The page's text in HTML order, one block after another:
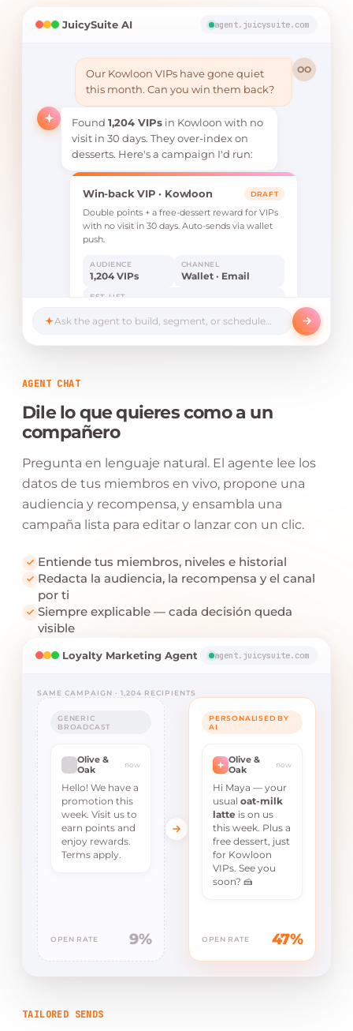
JuicySuite AI agent.juicysuite.com
OO
Our Kowloon VIPs have gone quiet
this month. Can you win them back?
Found 1,204 VIPs in Kowloon with no
visit in 30 days. They over-index on
desserts. Here's a campaign I'd run:
Win-back VIP · Kowloon DRAFT
Double points + a free-dessert reward for VIPs
with no visit in 30 days. Auto-sends via wallet
push.
AUDIENCE
1,204 VIPs
CHANNEL
Wallet · Email
EST. LIFT
Ask the agent to build, segment, or schedule…
AGENT CHAT
Dile lo que quieres como a un
compañero
Pregunta en lenguaje natural. El agente lee los
datos de tus miembros en vivo, propone una
audiencia y recompensa, y ensambla una
campaña lista para editar o lanzar con un clic.
Entiende tus miembros, niveles e historial
Redacta la audiencia, la recompensa y el canal
por ti
Siempre explicable — cada decisión queda
visible
Loyalty Marketing Agent agent.juicysuite.com
SAME CAMPAIGN · 1,204 RECIPIENTS
GENERIC
BROADCAST
Olive &
Oak
now
Hello! We have a
promotion this
week. Visit us to
earn points and
enjoy rewards.
Terms apply.
OPEN RATE 9%
PERSONALISED BY
AI
Olive &
Oak
now
Hi Maya — your
usual oat-milk
latte is on us
this week. Plus a
free dessert, just
for Kowloon
VIPs. See you
soon? 🍰
OPEN RATE 47%
TAILORED SENDS